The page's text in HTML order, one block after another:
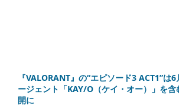
『VALORANT』の“エピソード3 ACT1”は
ージェント「KAY/O（ケイ・オー）」を
開に